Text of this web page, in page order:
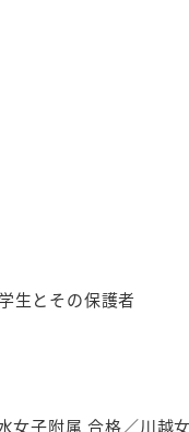
生とその保護者
女子附属 合格／川越